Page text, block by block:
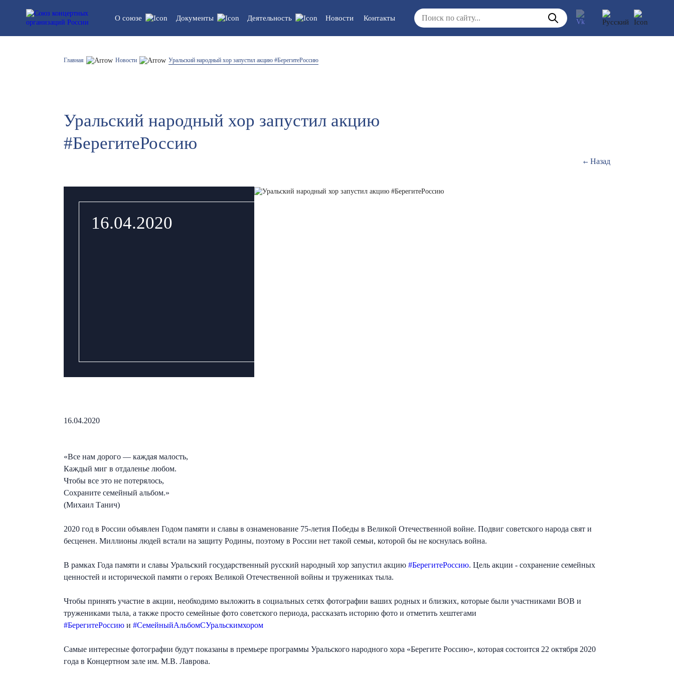
О союзе
Устав союза
Список участников
Документы
Правовые документы/
Деятельность
Вакансии
Новости Контакты
Главная Новости Уральский народный хор запустил акцию #БерегитеРоссию
Уральский народный хор запустил акцию
#БерегитеРоссию
Назад
16.04.2020
16.04.2020
«Все нам дорого — каждая малость,
Каждый миг в отдаленье любом.
Чтобы все это не потерялось,
Сохраните семейный альбом.»
(Михаил Танич)
2020 год в России объявлен Годом памяти и славы в ознаменование 75-летия Победы в Великой Отечественной войне. Подвиг советского народа свят и
бесценен. Миллионы людей встали на защиту Родины, поэтому в России нет такой семьи, которой бы не коснулась война.
В рамках Года памяти и славы Уральский государственный русский народный хор запустил акцию #БерегитеРоссию. Цель акции - сохранение семейных
ценностей и исторической памяти о героях Великой Отечественной войны и тружениках тыла.
Чтобы принять участие в акции, необходимо выложить в социальных сетях фотографии ваших родных и близких, которые были участниками ВОВ и
тружениками тыла, а также просто семейные фото советского периода, рассказать историю фото и отметить хештегами
#БерегитеРоссию и #СемейныйАльбомСУральскимхором
Самые интересные фотографии будут показаны в премьере программы Уральского народного хора «Берегите Россию», которая состоится 22 октября 2020
года в Концертном зале им. М.В. Лаврова.